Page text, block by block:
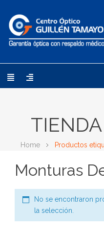
Home Productos
Monturas
No se encontraron
la selección.